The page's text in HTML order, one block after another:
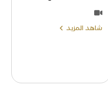
شاهد المزيد